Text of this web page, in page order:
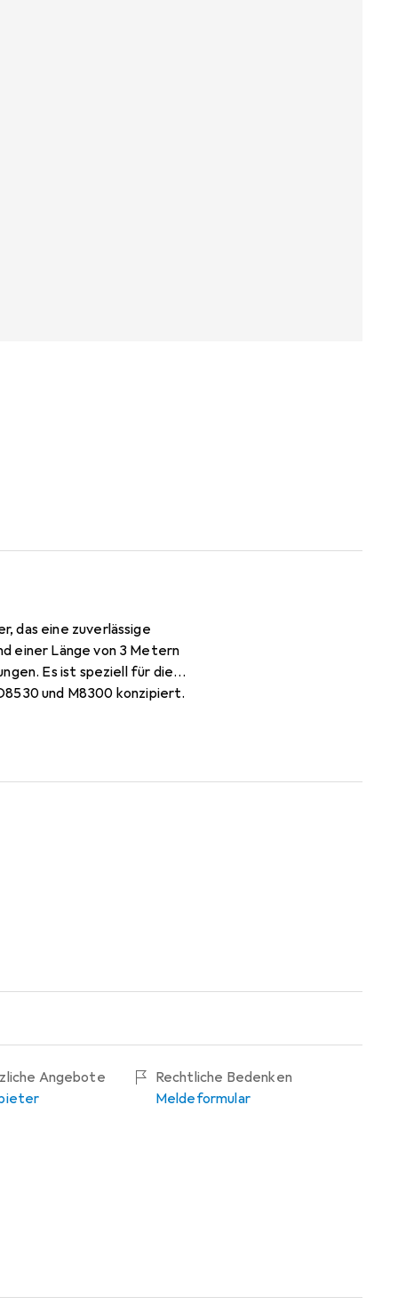
das eine zuverlässige
einer Länge von 3 Metern
Es ist speziell für die
und M8300 konzipiert.
eine stabile und schnelle
Angebote
Rechtliche Bedenken
Meldeformular